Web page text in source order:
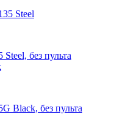
без пульта
Black, без пульта